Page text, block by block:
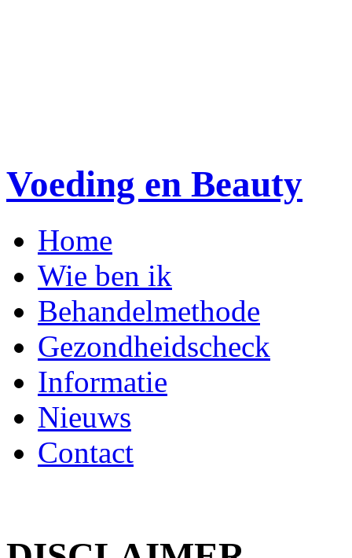
Voeding en Beauty
Home
Wie ben ik
Behandelmethode
Gezondheidscheck
Informatie
Nieuws
Contact